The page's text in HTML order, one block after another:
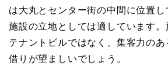
は大丸とセンター街の中間に位置し
施設の立地としては適しています。
テナントビルではなく、集客力の
借りが望ましいでしょう。